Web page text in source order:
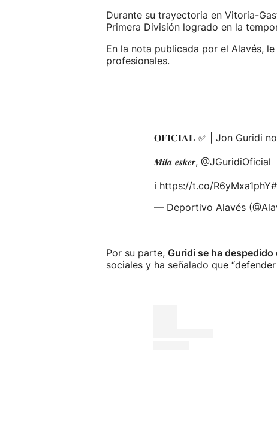
Durante su trayectoria en Vitoria-
Primera División logrado en la
En la nota publicada por el Alavés,
profesionales.
𝐎𝐅𝐈𝐂𝐈𝐀𝐋 ✅ | Jon Guridi
𝑴𝒊𝒍𝒂 𝒆𝒔𝒌𝒆𝒓, @JGuridiOficial
ℹ️ https://t.co/R6yMxa1phY
— Deportivo Alavés
Por su parte, Guridi se ha
sociales y ha señalado que